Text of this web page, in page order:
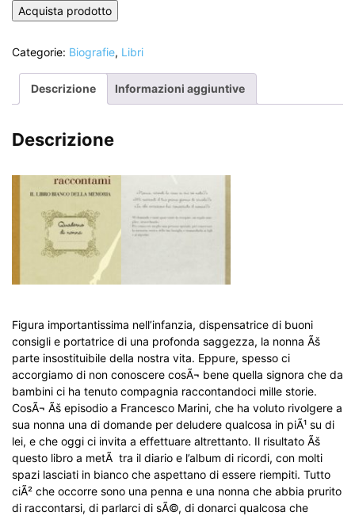
originale
era:
attuale
è:
Acquista prodotto
Categorie: Biografie, Libri
Descrizione Informazioni aggiuntive
Descrizione
Figura importantissima nell’infanzia, dispensatrice di buoni
consigli e portatrice di una profonda saggezza, la nonna Ãš
parte insostituibile della nostra vita. Eppure, spesso ci
accorgiamo di non conoscere cosÃ¬ bene quella signora che da
bambini ci ha tenuto compagnia raccontandoci mille storie.
CosÃ¬ Ãš episodio a Francesco Marini, che ha voluto rivolgere a
sua nonna una di domande per deludere qualcosa in piÃ¹ su di
lei, e che oggi ci invita a effettuare altrettanto. Il risultato Ãš
questo libro a metÃ tra il diario e l’album di ricordi, con molti
spazi lasciati in bianco che aspettano di essere riempiti. Tutto
ciÃ² che occorre sono una penna e una nonna che abbia prurito
di raccontarsi, di parlarci di sÃ©, di donarci qualcosa che